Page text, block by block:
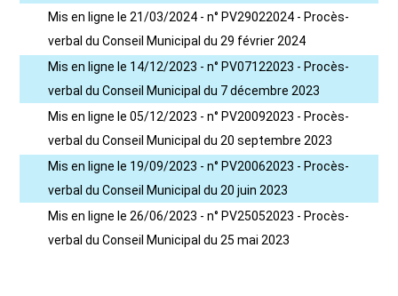
Mis en ligne le 21/03/2024 - n° PV29022024 - Procès-
verbal du Conseil Municipal du 29 février 2024
Mis en ligne le 14/12/2023 - n° PV07122023 - Procès-
verbal du Conseil Municipal du 7 décembre 2023
Mis en ligne le 05/12/2023 - n° PV20092023 - Procès-
verbal du Conseil Municipal du 20 septembre 2023
Mis en ligne le 19/09/2023 - n° PV20062023 - Procès-
verbal du Conseil Municipal du 20 juin 2023
Mis en ligne le 26/06/2023 - n° PV25052023 - Procès-
verbal du Conseil Municipal du 25 mai 2023